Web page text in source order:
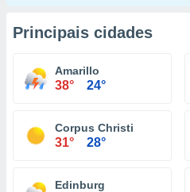
Principais cidades
Amarillo
38° 24°
Corpus Christi
31° 28°
Edinburg